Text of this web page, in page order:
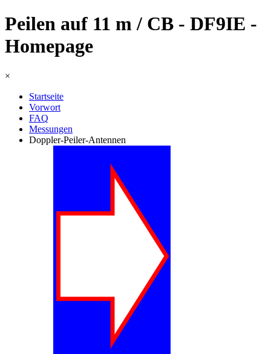
Peilen auf 11 m / CB - DF9IE -
Homepage
×
Startseite
Vorwort
FAQ
Messungen
Doppler-Peiler-Antennen